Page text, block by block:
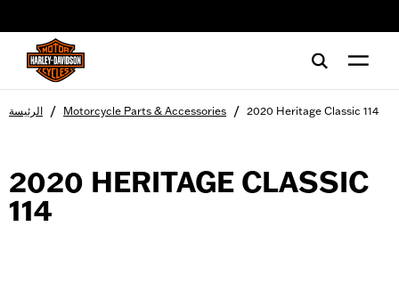
الرئيسة / Motorcycle Parts & Accessories / 2020 Heritage Classic 114
2020 HERITAGE CLASSIC
114